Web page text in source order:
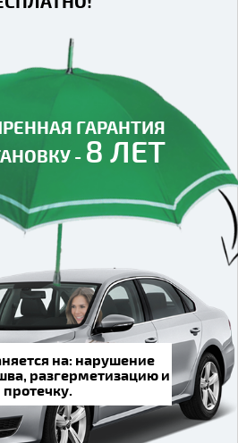
ГАРАНТИЯ
- 8 ЛЕТ
на: нарушение
разгерметизацию и
протечку.